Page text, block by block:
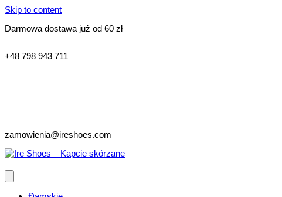
Skip to content
Darmowa dostawa już od 60 zł
+48 798 943 711
zamowienia@ireshoes.com